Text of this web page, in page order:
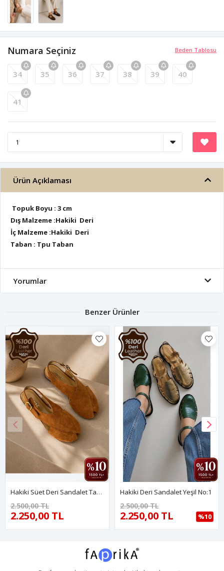
Beden Tablosu
Numara Seçiniz
34 35 36 37 38 39 40
41
Ürün Açıklaması
Topuk Boyu : 3 cm
Dış Malzeme :Hakiki Deri
İç Malzeme :Hakiki Deri
Taban : Tpu Taban
Yorumlar
Benzer Ürünler
Hakiki Süet Deri Sandalet Taba Viona
2.500,00 TL
2.250,00 TL
Hakiki Deri Sandalet Yeşil No:1
2.500,00 TL
2.250,00 TL %10